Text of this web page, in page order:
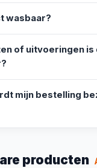
wasbaar?
of uitvoeringen
mijn bestelling
producten